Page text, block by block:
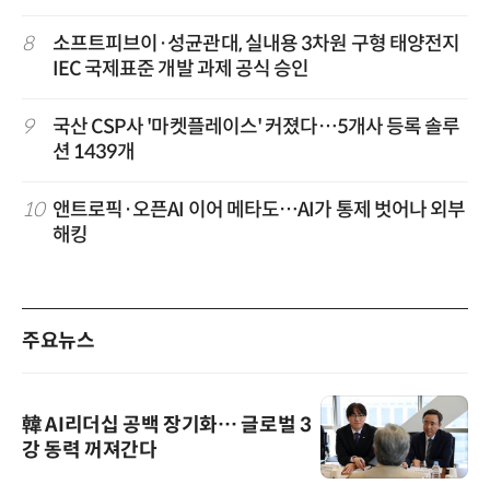
8
소프트피브이·성균관대, 실내용 3차원 구형 태양전지
IEC 국제표준 개발 과제 공식 승인
9
국산 CSP사 '마켓플레이스' 커졌다…5개사 등록 솔루
션 1439개
10 앤트로픽·오픈AI 이어 메타도…AI가 통제 벗어나 외부
해킹
주요뉴스
韓 AI리더십 공백 장기화… 글로벌 3
강 동력 꺼져간다